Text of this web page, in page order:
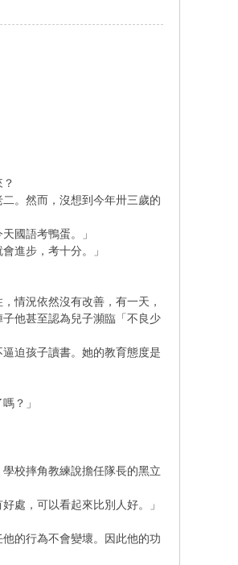
。然而，沒想到今年卅三歲的
國語考鴨蛋。」
進步，考十分。」
情況依然沒有改善，有一天，
他甚至認為兒子瀕臨「不良少
迫孩子讀書。她的教育態度是
？」
校摔角教練說擔任隊長的黑立
處，可以看起來比別人好。」
的行為不會變壞。因此他的功